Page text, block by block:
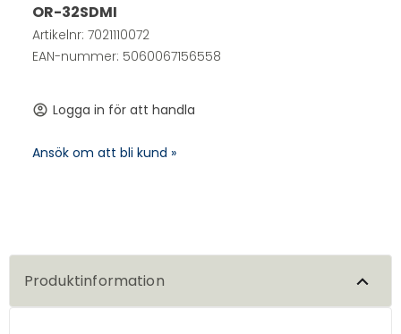
OR-32SDMI
Artikelnr: 7021110072
EAN-nummer: 5060067156558
account_circle Logga in för att handla
Ansök om att bli kund »
Produktinformation